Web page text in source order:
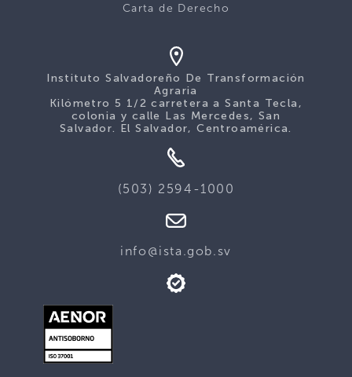
Carta de Derecho
Instituto Salvadoreño De Transformación
Agraria
Kilómetro 5 1/2 carretera a Santa Tecla,
colonia y calle Las Mercedes, San
Salvador. El Salvador, Centroamérica.
(503) 2594-1000
info@ista.gob.sv